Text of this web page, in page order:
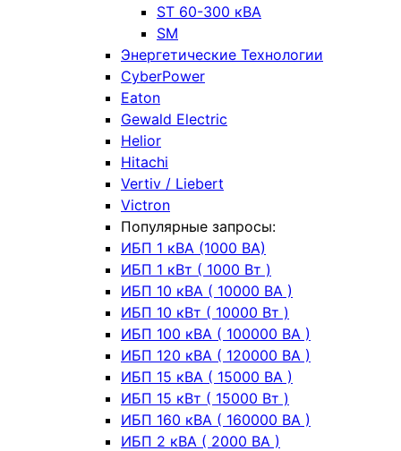
ST 60-300 кВА
SM
Энергетические Технологии
CyberPower
Eaton
Gewald Electric
Helior
Hitachi
Vertiv / Liebert
Victron
Популярные запросы:
ИБП 1 кВА (1000 ВА)
ИБП 1 кВт ( 1000 Вт )
ИБП 10 кВА ( 10000 ВА )
ИБП 10 кВт ( 10000 Вт )
ИБП 100 кВА ( 100000 ВА )
ИБП 120 кВА ( 120000 ВА )
ИБП 15 кВА ( 15000 ВА )
ИБП 15 кВт ( 15000 Вт )
ИБП 160 кВА ( 160000 ВА )
ИБП 2 кВА ( 2000 ВА )